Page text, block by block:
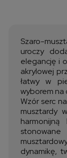
Szaro-
uroczy
elegancję i
akrylowej
łatwy w
wyborem na
Wzór serc
musztardy
dynamikę,